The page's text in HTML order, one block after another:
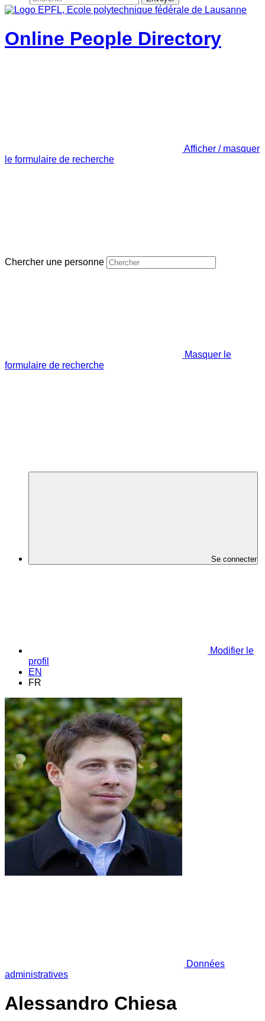
Online People Directory
Afficher / masquer
le formulaire de recherche
Chercher une personne
Masquer le
formulaire de recherche
Se connecter
Modifier le
profil
EN
FR
Données
administratives
Alessandro Chiesa